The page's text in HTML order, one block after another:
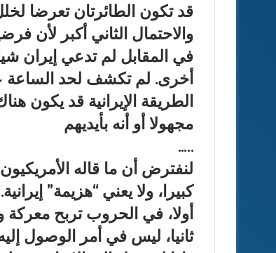
قد تكون الطائرتان تعرضا
والاحتمال الثاني أكبر لأن
في المقابل لم تدعي إيران
أخرى. لم تكشف لحد الساعة
الطريقة الإيرانية قد يكون
مجهولا أو أنه بأيديهم
…..
لنفترض أن ما قاله الأمريكيون
كبيرا، ولا يعني “هزيمة” إيرانية.
أولا، في الحروب تربح
ثانيا، ليس في أمر الوصول